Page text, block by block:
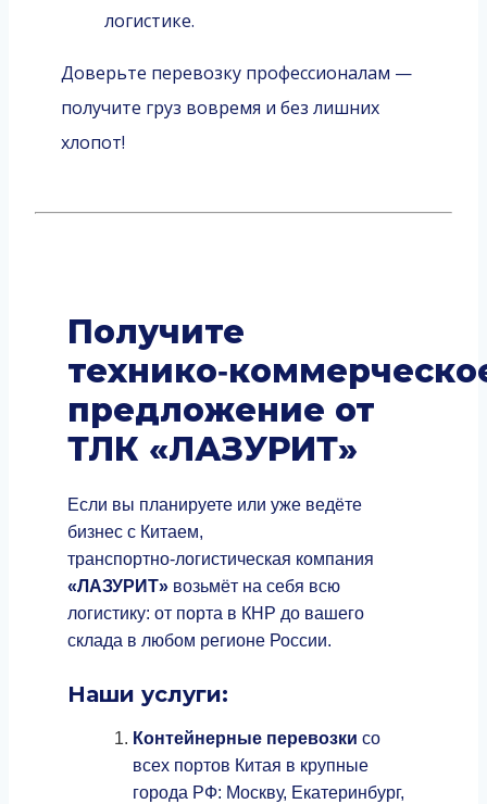
логистике.
Доверьте перевозку профессионалам —
получите груз вовремя и без лишних
хлопот!
Получите
предложение от
ТЛК «ЛАЗУРИТ»
Если вы планируете или уже ведёте
бизнес с Китаем,
транспортно‑логистическая компания
«ЛАЗУРИТ» возьмёт на себя всю
логистику: от порта в КНР до вашего
склада в любом регионе России.
Наши услуги:
Контейнерные перевозки со
всех портов Китая в крупные
города РФ: Москву, Екатеринбург,